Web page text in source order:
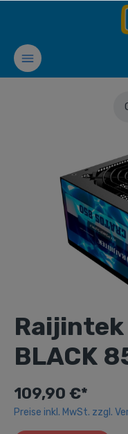
Raijintek
BLACK
109,90 €*
Preise inkl. MwSt. zzgl.